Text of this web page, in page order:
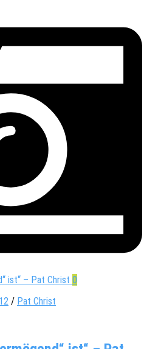
0
/ Pat Christ